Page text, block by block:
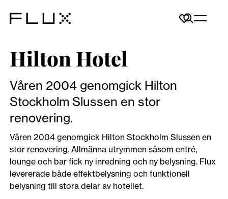
Hilton Hotel
Våren 2004 genomgick Hilton
Stockholm Slussen en stor
renovering.
Våren 2004 genomgick Hilton Stockholm Slussen en
stor renovering. Allmänna utrymmen såsom entré,
lounge och bar fick ny inredning och ny belysning. Flux
levererade både effektbelysning och funktionell
belysning till stora delar av hotellet.